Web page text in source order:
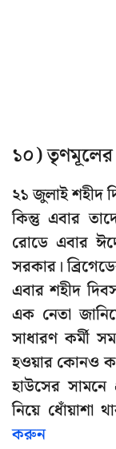
১০) তৃণমূলের
২১ জুলাই শহীদ
কিন্তু এবার
রোডে এবার
সরকার।
এবার শহীদ
এক নেতা
সাধারণ কর্মী
হওয়ার কোনও
হাউসের সামনে
নিয়ে ধোঁয়াশা
করুন